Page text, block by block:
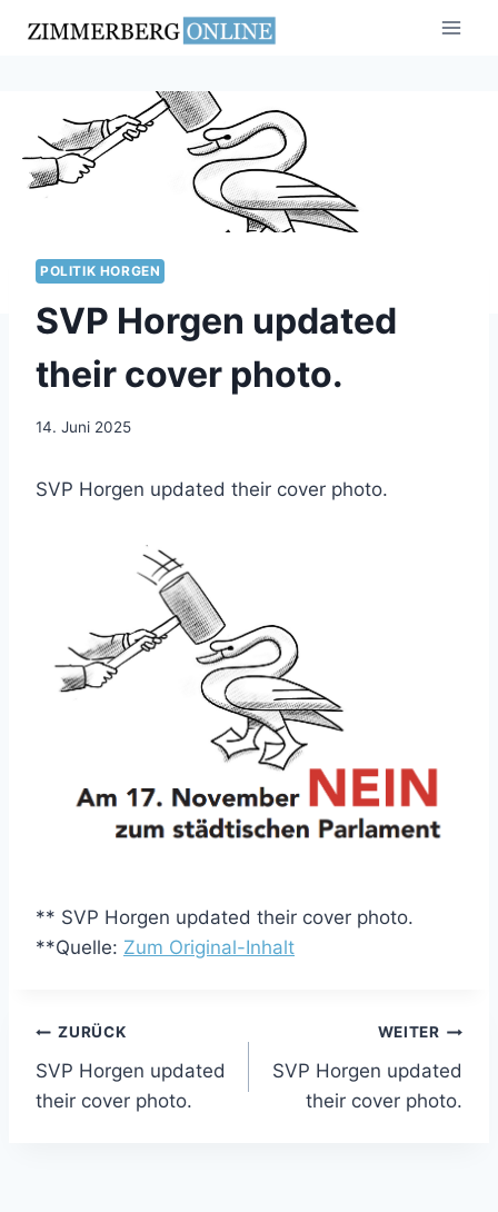
Inhalt
POLITIK HORGEN
SVP Horgen updated
their cover photo.
14. Juni 2025
SVP Horgen updated their cover photo.
** SVP Horgen updated their cover photo.
**Quelle: Zum Original-Inhalt
Beitragsnavigation
ZURÜCK
SVP Horgen updated
their cover photo.
WEITER
SVP Horgen updated
their cover photo.